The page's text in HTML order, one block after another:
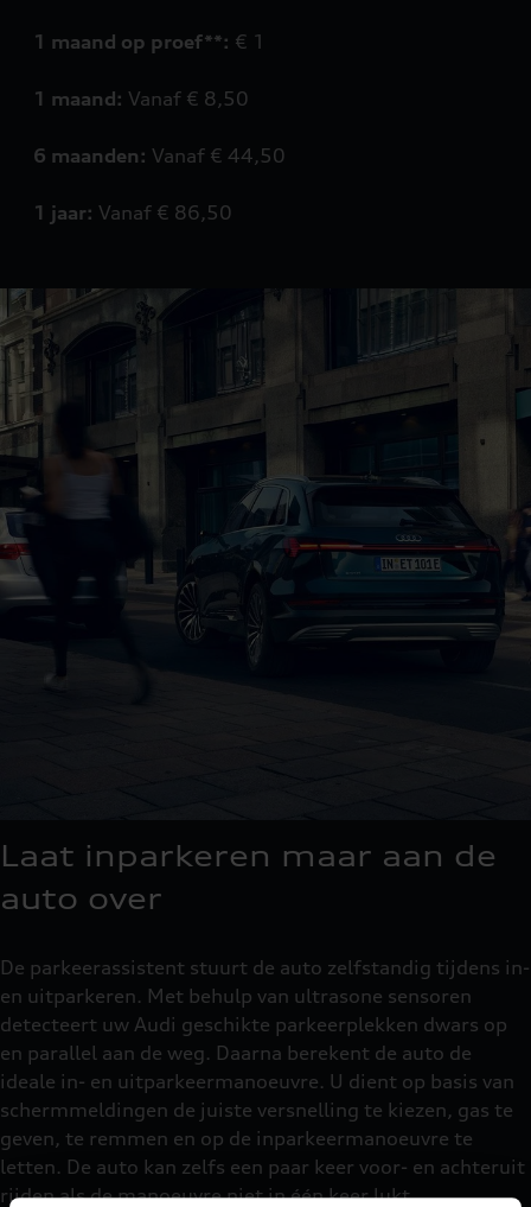
1 maand op proef**: € 1
1 maand: Vanaf € 8,50
6 maanden: Vanaf € 44,50
1 jaar: Vanaf € 86,50
Laat inparkeren maar aan de
auto over
De parkeerassistent stuurt de auto zelfstandig tijdens in-
en uitparkeren. Met behulp van ultrasone sensoren
detecteert uw Audi geschikte parkeerplekken dwars op
en parallel aan de weg. Daarna berekent de auto de
ideale in- en uitparkeermanoeuvre. U dient op basis van
schermmeldingen de juiste versnelling te kiezen, gas te
geven, te remmen en op de inparkeermanoeuvre te
letten. De auto kan zelfs een paar keer voor- en achteruit
rijden als de manoeuvre niet in één keer lukt.